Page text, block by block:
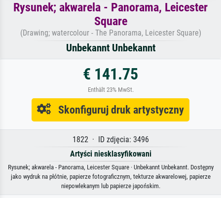
Rysunek; akwarela - Panorama, Leicester
Square
(Drawing; watercolour - The Panorama, Leicester Square)
Unbekannt Unbekannt
€ 141.75
Enthält 23% MwSt.
Skonfiguruj druk artystyczny
1822 · ID zdjęcia: 3496
Artyści niesklasyfikowani
Rysunek; akwarela - Panorama, Leicester Square · Unbekannt Unbekannt. Dostępny
jako wydruk na płótnie, papierze fotograficznym, tekturze akwarelowej, papierze
niepowlekanym lub papierze japońskim.